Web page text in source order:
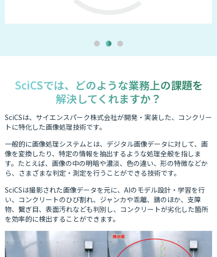
SciCSでは、どのような業務上の課題を
解決してくれますか？
SciCSは、サイエンスパーク株式会社が開発・実装した、コンクリー
トに特化した画像処理技術です。
一般的に画像処理システムとは、デジタル画像データに対して、画
像を変換したり、特定の情報を抽出するような処理全般を指しま
す。たとえば、画像の中の明暗や濃淡、色の違い、形の特徴などか
ら、さまざまな判定・測定を行うことができる技術です。
SciCSは撮影された画像データを元に、AIのモデル設計・学習を行
い、コンクリートのひび割れ、ジャンカや乖離、錆のほか、支障
物、繋ぎ目、表面汚れなども判別し、コンクリートが劣化した箇所
を効率的に検出することができます。